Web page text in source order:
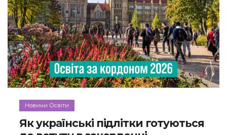
Новини Освіти
Як українські підлітки готуються